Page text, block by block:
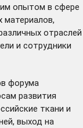
опытом в сфере
материалов,
отраслей
и сотрудники
форума
развития
ткани и
выход на